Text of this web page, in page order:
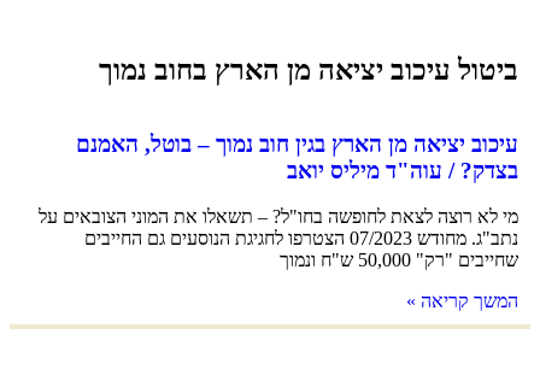
ביטול עיכוב יציאה מן הארץ בחוב נמוך
עיכוב יציאה מן הארץ בגין חוב נמוך – בוטל, האמנם
בצדק? / עוה"ד מיליס יואב
מי לא רוצה לצאת לחופשה בחו"ל? – תשאלו את המוני הצובאים על
נתב"ג. מחודש 07/2023 הצטרפו לחגיגת הנוסעים גם החייבים
שחייבים "רק" 50,000 ש"ח ונמוך
המשך קריאה »